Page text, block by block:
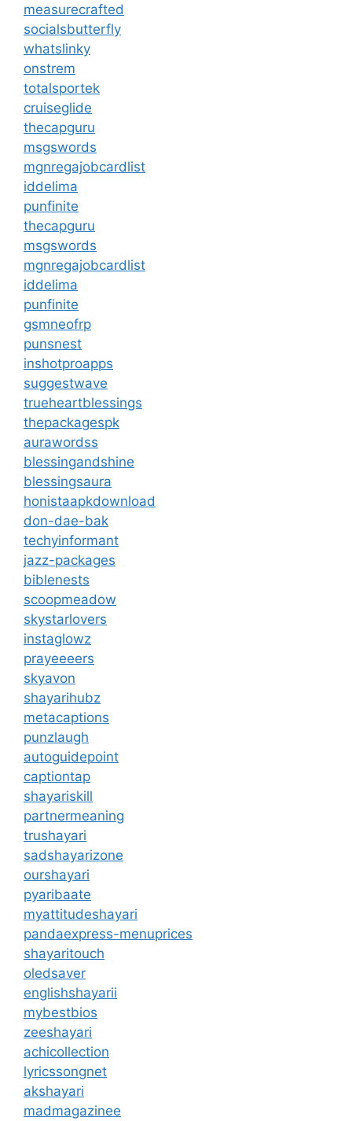
measurecrafted
socialsbutterfly
whatslinky
onstrem
totalsportek
cruiseglide
thecapguru
msgswords
mgnregajobcardlist
iddelima
punfinite
thecapguru
msgswords
mgnregajobcardlist
iddelima
punfinite
gsmneofrp
punsnest
inshotproapps
suggestwave
trueheartblessings
thepackagespk
aurawordss
blessingandshine
blessingsaura
honistaapkdownload
don-dae-bak
techyinformant
jazz-packages
biblenests
scoopmeadow
skystarlovers
instaglowz
prayeeeers
skyavon
shayarihubz
metacaptions
punzlaugh
autoguidepoint
captiontap
shayariskill
partnermeaning
trushayari
sadshayarizone
ourshayari
pyaribaate
myattitudeshayari
pandaexpress-menuprices
shayaritouch
oledsaver
englishshayarii
mybestbios
zeeshayari
achicollection
lyricssongnet
akshayari
madmagazinee